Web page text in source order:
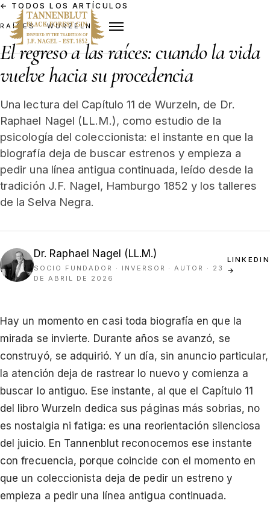
← TODOS LOS ARTÍCULOS
RAÍCES · WURZELN
El regreso a las raíces: cuando la vida
vuelve hacia su procedencia
Una lectura del Capítulo 11 de Wurzeln, de Dr.
Raphael Nagel (LL.M.), como estudio de la
psicología del coleccionista: el instante en que la
biografía deja de buscar estrenos y empieza a
pedir una línea antigua continuada, leído desde la
tradición J.F. Nagel, Hamburgo 1852 y los talleres
de la Selva Negra.
Dr. Raphael Nagel (LL.M.)
SOCIO FUNDADOR · INVERSOR · AUTOR
· 23
DE ABRIL DE 2026
LINKEDIN
→
Hay un momento en casi toda biografía en que la
mirada se invierte. Durante años se avanzó, se
construyó, se adquirió. Y un día, sin anuncio particular,
la atención deja de rastrear lo nuevo y comienza a
buscar lo antiguo. Ese instante, al que el Capítulo 11
del libro Wurzeln dedica sus páginas más sobrias, no
es nostalgia ni fatiga: es una reorientación silenciosa
del juicio. En Tannenblut reconocemos ese instante
con frecuencia, porque coincide con el momento en
que un coleccionista deja de pedir un estreno y
empieza a pedir una línea antigua continuada.